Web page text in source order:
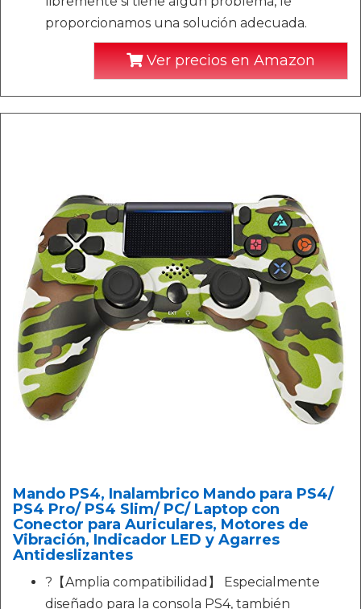
proporcionamos una solución adecuada.
Ver precios en Amazon
Mando PS4, Inalambrico Mando para PS4/
PS4 Pro/ PS4 Slim/ PC/ Laptop con
Conector para Auriculares, Motores de
Vibración, Indicador LED y Agarres
Antideslizantes
?【Amplia compatibilidad】 Especialmente
diseñado para la consola PS4, también